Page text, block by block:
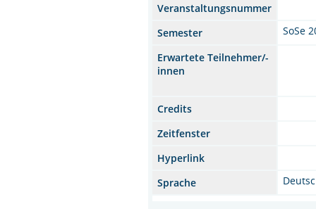
Veranstaltungsnummer
Semester
SoSe
Erwartete Teilnehmer/-
innen
Credits
Zeitfenster
Hyperlink
Sprache